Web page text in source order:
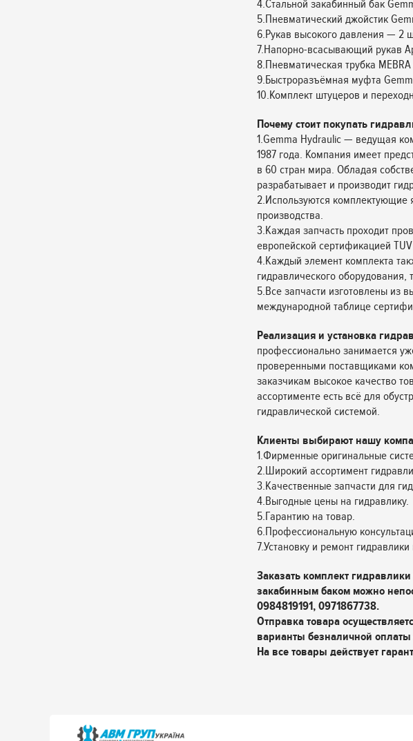
4.Стальной закабинный бак
5.Пневматический джойстик
6.Рукав высокого давления — 2
7.Напорно-всасывающий рукав
8.Пневматическая трубка
9.Быстроразъёмная муфта
10.Комплект штуцеров и
Почему стоит покупать
1.Gemma Hydraulic — ведущая
1987 года. Компания имеет
в 60 стран мира. Обладая
разрабатывает и производит
2.Используются комплектующие
производства.
3.Каждая запчасть проходит
европейской сертификацией
4.Каждый элемент комплекта
гидравлического
5.Все запчасти изготовлены из
международной таблице
Реализация и установка
профессионально занимается
проверенными поставщиками
заказчикам высокое качество
ассортименте есть всё для
гидравлической системой.
Клиенты выбирают нашу
1.Фирменные оригинальные
2.Широкий ассортимент
3.Качественные запчасти для
4.Выгодные цены на гидравлику.
5.Гарантию на товар.
6.Профессиональную
7.Установку и ремонт
Заказать комплект гидравлики
закабинным баком можно
0984819191, 0971867738.
Отправка товара
варианты безналичной
На все товары действует